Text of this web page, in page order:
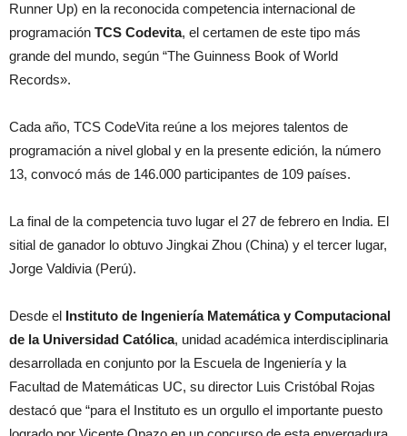
Runner Up) en la reconocida competencia internacional de
programación TCS Codevita, el certamen de este tipo más
grande del mundo, según “The Guinness Book of World
Records».
Cada año, TCS CodeVita reúne a los mejores talentos de
programación a nivel global y en la presente edición, la número
13, convocó más de 146.000 participantes de 109 países.
La final de la competencia tuvo lugar el 27 de febrero en India. El
sitial de ganador lo obtuvo Jingkai Zhou (China) y el tercer lugar,
Jorge Valdivia (Perú).
Desde el Instituto de Ingeniería Matemática y Computacional
de la Universidad Católica, unidad académica interdisciplinaria
desarrollada en conjunto por la Escuela de Ingeniería y la
Facultad de Matemáticas UC, su director Luis Cristóbal Rojas
destacó que “para el Instituto es un orgullo el importante puesto